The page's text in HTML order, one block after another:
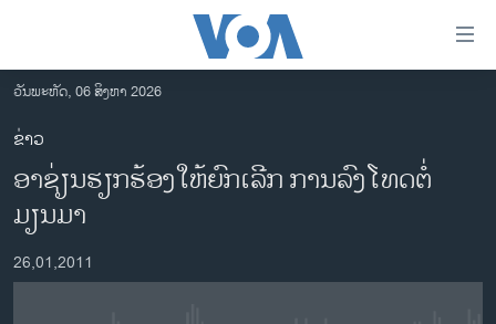
ເຂົ້າ
ຫາ
ຂ້າມ
ຂ້າມ
ຂ້າມ
ໄປ
ຫາ
ຊອກ
ອາເມຣິກາ
ການເລືອກຕັ້ງ ປະທານາທີບໍດີ ສະຫະລັດ 2024
ຂ່າວ​ຈີນ
ວັນພະຫັດ, 06 ສິງຫາ 2026
ຂ່າວ
ອາຊ່ຽນຮຽກຮ້ອງໃຫ້ຍົກເລີກ ການລົງໂທດຕໍ່
ມຽນມາ
26,01,2011